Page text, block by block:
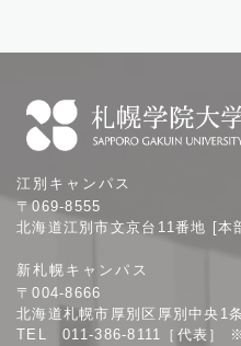
幌
学
大
学
江別キャンパス
〒069-8555
北海道江別市文京台11番地 [本
新札幌キャンパス
〒004-8666
北海道札幌市厚別区厚別中央1
TEL 011-386-8111［代表］ ※